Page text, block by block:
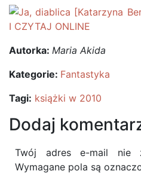
Autorka: Maria Akida
Kategorie: Fantastyka
Tagi: książki w 2010
Dodaj
Twój adres e-mail nie
Wymagane pola są